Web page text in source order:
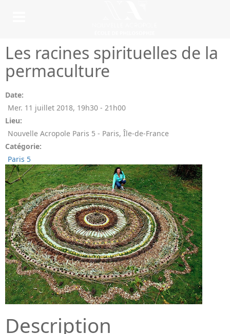
Les racines spirituelles de la
permaculture
Date:
Mer. 11 juillet 2018, 19h30 - 21h00
Lieu:
Nouvelle Acropole Paris 5 - Paris, Île-de-France
Catégorie:
Paris 5
Description